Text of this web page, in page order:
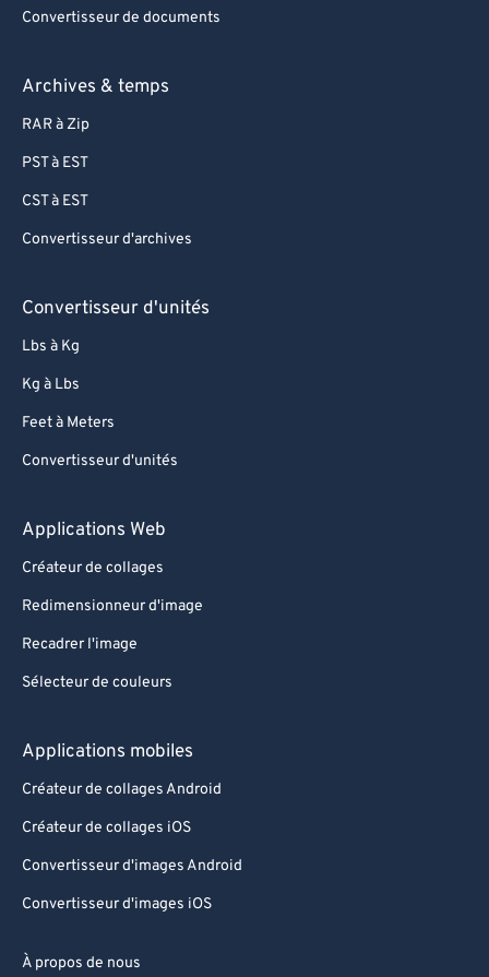
Convertisseur de documents
Archives & temps
RAR à Zip
PST à EST
CST à EST
Convertisseur d'archives
Convertisseur d'unités
Lbs à Kg
Kg à Lbs
Feet à Meters
Convertisseur d'unités
Applications Web
Créateur de collages
Redimensionneur d'image
Recadrer l'image
Sélecteur de couleurs
Applications mobiles
Créateur de collages Android
Créateur de collages iOS
Convertisseur d'images Android
Convertisseur d'images iOS
À propos de nous